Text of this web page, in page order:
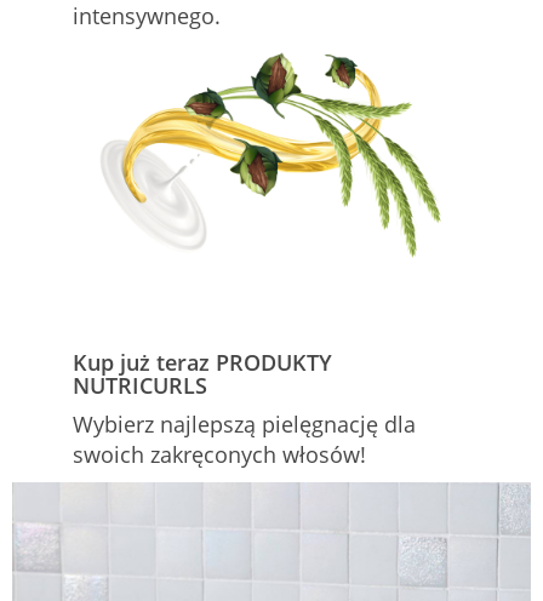
intensywnego.
Kup już teraz PRODUKTY
NUTRICURLS
Wybierz najlepszą pielęgnację dla
swoich zakręconych włosów!